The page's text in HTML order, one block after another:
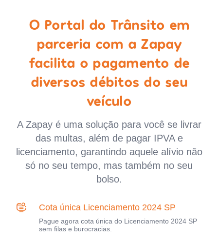
O Portal do Trânsito em
parceria com a Zapay
facilita o pagamento de
diversos débitos do seu
veículo
A Zapay é uma solução para você se livrar
das multas, além de pagar IPVA e
licenciamento, garantindo aquele alívio não
só no seu tempo, mas também no seu
bolso.
Cota única Licenciamento 2024 SP
Pague agora cota única do Licenciamento 2024 SP
sem filas e burocracias.